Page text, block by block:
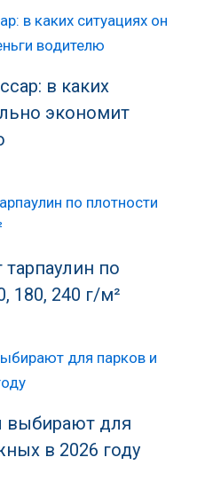
в каких
экономит
тарпаулин по
180, 240 г/м²
выбирают для
в 2026 году